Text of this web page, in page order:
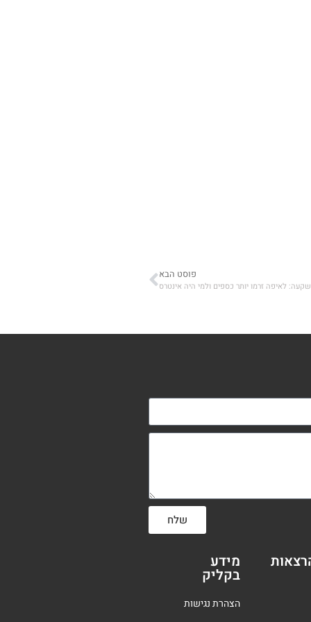
פוסט הבא
לאיפה זרמו יותר כספים ולמי היה אינטרס
שלח
מידע
בקליק
הצהרת נגישות